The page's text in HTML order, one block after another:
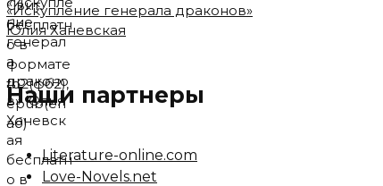
«Искупление генерала драконов»
Юлия Ханевская
Наши партнеры
Literature-online.com
Love-Novels.net